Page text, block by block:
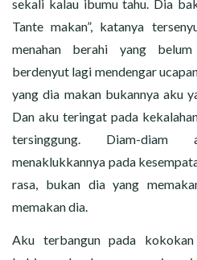
sekali kalau ibumu tahu. Dia
Tante makan”, katanya
menahan berahi yang
berdenyut lagi mendengar
yang dia makan bukannya aku
Dan aku teringat pada
tersinggung. Diam-
menaklukkannya pada
rasa, bukan dia yang
memakan dia.
Aku terbangun pada